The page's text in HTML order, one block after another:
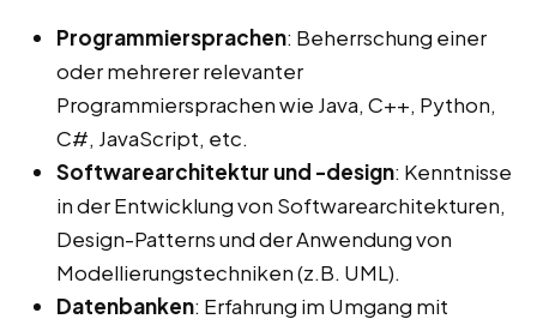
Programmiersprachen: Beherrschung einer
oder mehrerer relevanter
Programmiersprachen wie Java, C++, Python,
C#, JavaScript, etc.
Softwarearchitektur und -design: Kenntnisse
in der Entwicklung von Softwarearchitekturen,
Design-Patterns und der Anwendung von
Modellierungstechniken (z.B. UML).
Datenbanken: Erfahrung im Umgang mit